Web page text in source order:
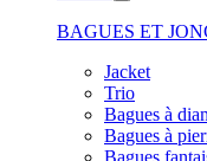
BAGUES ET
Jacket
Trio
Bagues à
Bagues à
Bagues